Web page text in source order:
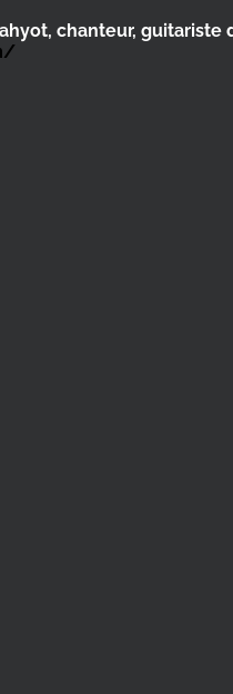
chanteur, guitariste